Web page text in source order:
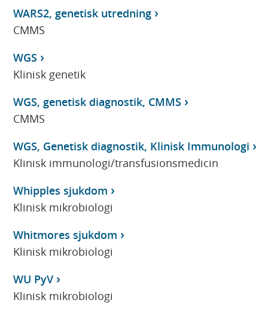
WARS2, genetisk utredning
CMMS
WGS
Klinisk genetik
WGS, genetisk diagnostik, CMMS
CMMS
WGS, Genetisk diagnostik, Klinisk Immunologi
Klinisk immunologi/transfusionsmedicin
Whipples sjukdom
Klinisk mikrobiologi
Whitmores sjukdom
Klinisk mikrobiologi
WU PyV
Klinisk mikrobiologi